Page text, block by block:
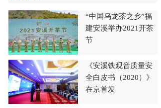
“中国乌龙茶之乡”福
建安溪举办2021开茶
节
《安溪铁观音质量安
全白皮书（2020）》
在京首发